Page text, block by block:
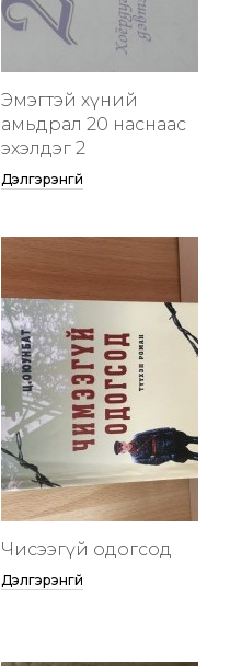
Эмэгтэй хүний
амьдрал 20 наснаас
эхэлдэг 2
Дэлгэрэнгүй
Чисээгүй одогсод
Дэлгэрэнгүй